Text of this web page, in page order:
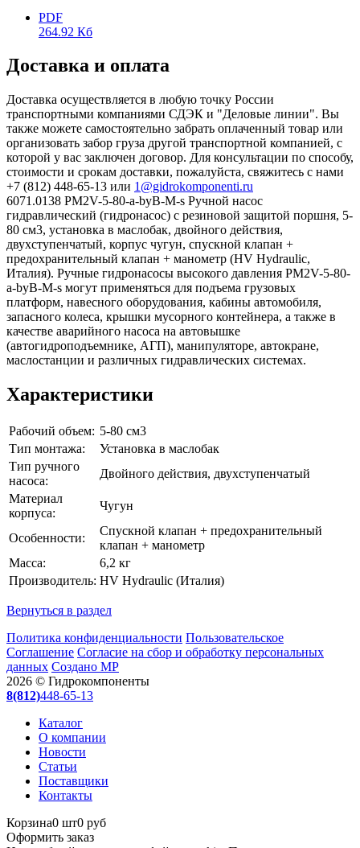
PDF
264.92 Кб
Доставка и оплата
Доставка осуществляется в любую точку России
транспортными компаниями СДЭК и "Деловые линии". Вы
также можете самостоятельно забрать оплаченный товар или
организовать забор груза другой транспортной компанией, с
которой у вас заключен договор. Для консультации по способу,
стоимости и срокам доставки, пожалуйста, свяжитесь с нами
+7 (812) 448-65-13 или 1@gidrokomponenti.ru
6071.0138 PM2V-5-80-a-byB-M-s Ручной насос
гидравлический (гидронасос) с резиновой защитой поршня, 5-
80 см3, установка в маслобак, двойного действия,
двухступенчатый, корпус чугун, спускной клапан +
предохранительный клапан + манометр (HV Hydraulic,
Италия). Ручные гидронасосы высокого давления PM2V-5-80-
a-byB-M-s могут применяться для подъема грузовых
платформ, навесного оборудования, кабины автомобиля,
запасного колеса, крышки мусорного контейнера, а также в
качестве аварийного насоса на автовышке
(автогидроподъемнике, АГП), манипуляторе, автокране,
маслостанции и различных гидравлических системах.
Характеристики
Рабочий объем: 5-80 см3
Тип монтажа:
Установка в маслобак
Тип ручного
насоса:
Двойного действия, двухступенчатый
Материал
корпуса:
Чугун
Особенности:
Спускной клапан + предохранительный
клапан + манометр
Масса:
6,2 кг
Производитель: HV Hydraulic (Италия)
Вернуться в раздел
Политика конфиденциальности Пользовательское
Соглашение Согласие на сбор и обработку персональных
данных Создано МР
2026 © Гидрокомпоненты
8(812)448-65-13
Каталог
О компании
Новости
Статьи
Поставщики
Контакты
Корзина0 шт0 руб
Оформить заказ